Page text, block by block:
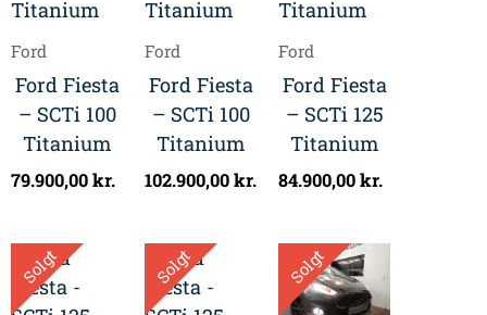
Ford
Ford Fiesta
– SCTi 100
Titanium
79.900,00kr.
Ford
Ford Fiesta
– SCTi 100
Titanium
102.900,00kr.
Ford
Ford Fiesta
– SCTi 125
Titanium
84.900,00kr.
Solgt Solgt Solgt